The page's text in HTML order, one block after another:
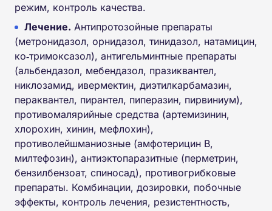
режим, контроль качества.
Лечение. Антипротозойные препараты
(метронидазол, орнидазол, тинидазол, натамицин,
ко‑тримоксазол), антигельминтные препараты
(альбендазол, мебендазол, празиквантел,
никлозамид, ивермектин, диэтилкарбамазин,
пераквантел, пирантел, пиперазин, пирвиниум),
противомалярийные средства (артемизинин,
хлорохин, хинин, мефлохин),
противолейшманиозные (амфотерицин B,
милтефозин), антиэктопаразитные (перметрин,
бензилбензоат, спиносад), противогрибковые
препараты. Комбинации, дозировки, побочные
эффекты, контроль лечения, резистентность,